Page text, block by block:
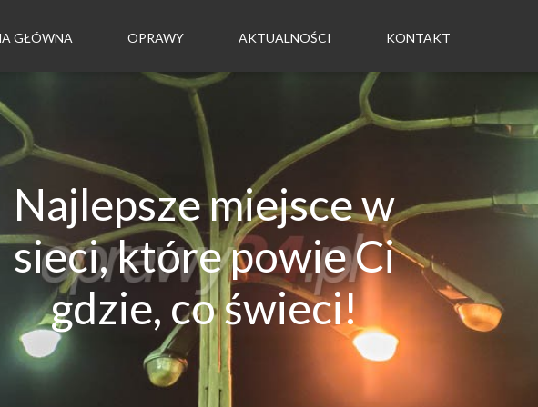
GŁÓWNA OPRAWY AKTUALNOŚCI KONTAKT
Najlepsze miejsce w
sieci, które powie Ci
gdzie, co świeci!